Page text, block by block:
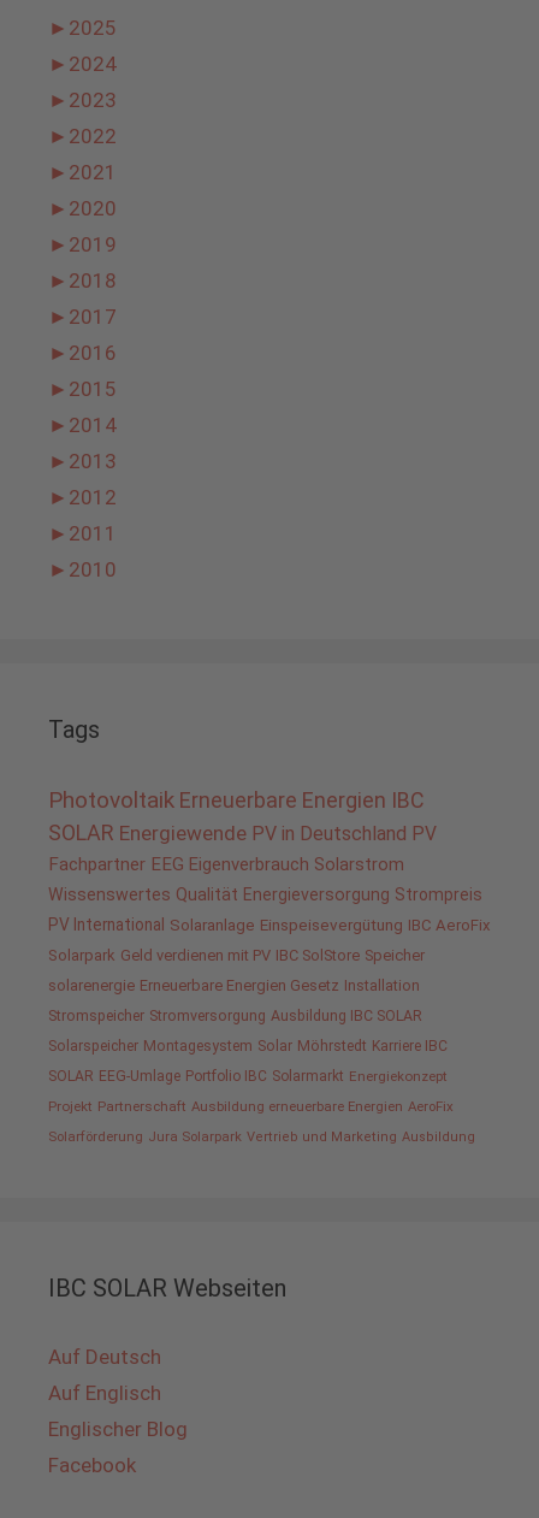
► 2025
► 2024
► 2023
► 2022
► 2021
► 2020
► 2019
► 2018
► 2017
► 2016
► 2015
► 2014
► 2013
► 2012
► 2011
► 2010
Tags
Photovoltaik Erneuerbare Energien IBC
SOLAR Energiewende PV in Deutschland PV
Fachpartner EEG Eigenverbrauch Solarstrom
Wissenswertes Qualität Energieversorgung Strompreis
PV International Solaranlage Einspeisevergütung IBC AeroFix
Solarpark Geld verdienen mit PV IBC SolStore Speicher
solarenergie Erneuerbare Energien Gesetz Installation
Stromspeicher Stromversorgung Ausbildung IBC SOLAR
Solarspeicher Montagesystem Solar Möhrstedt Karriere IBC
SOLAR EEG-Umlage Portfolio IBC Solarmarkt Energiekonzept
Projekt Partnerschaft Ausbildung erneuerbare Energien AeroFix
Solarförderung Jura Solarpark Vertrieb und Marketing Ausbildung
IBC SOLAR Webseiten
Auf Deutsch
Auf Englisch
Englischer Blog
Facebook